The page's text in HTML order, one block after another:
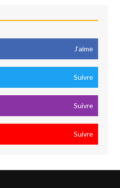
J’aime
Suivre
Suivre
Suivre